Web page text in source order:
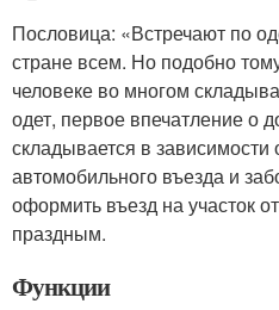
Пословица: «Встречают по
стране всем. Но подобно
человеке во многом
одет, первое впечатление о
складывается в зависимости
автомобильного въезда и
оформить въезд на участок
праздным.
Функции